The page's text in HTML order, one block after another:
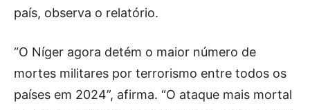
país, observa o relatório.
“O Níger agora detém o maior número de
mortes militares por terrorismo entre todos os
países em 2024”, afirma. “O ataque mais mortal